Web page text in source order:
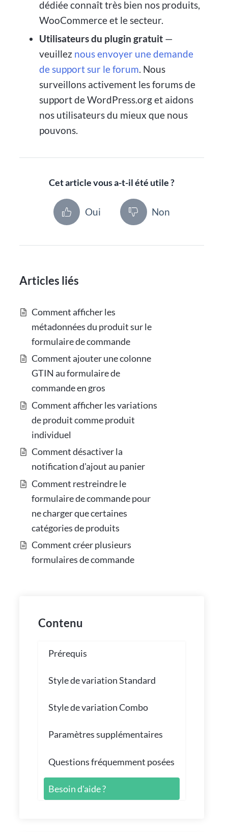
dédiée connaît très bien nos produits,
WooCommerce et le secteur.
Utilisateurs du plugin gratuit—
veuillez nous envoyer une demande
de support sur le forum. Nous
surveillons activement les forums de
support de WordPress.org et aidons
nos utilisateurs du mieux que nous
pouvons.
Cet article vous a-t-il été utile ?
Oui Non
Articles liés
Comment afficher les
métadonnées du produit sur le
formulaire de commande
Comment ajouter une colonne
GTIN au formulaire de
commande en gros
Comment afficher les variations
de produit comme produit
individuel
Comment désactiver la
notification d'ajout au panier
Comment restreindre le
formulaire de commande pour
ne charger que certaines
catégories de produits
Comment créer plusieurs
formulaires de commande
Contenu
Prérequis
Style de variation Standard
Style de variation Combo
Paramètres supplémentaires
Questions fréquemment posées
Besoin d'aide ?